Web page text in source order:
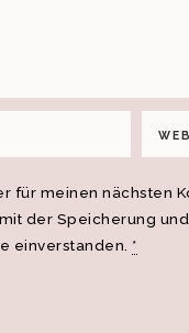
für meinen nächsten
der Speicherung
einverstanden. *